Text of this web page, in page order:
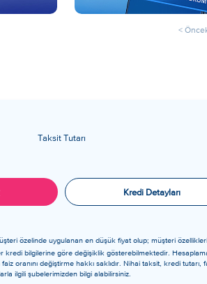
<
Taksit Tutarı
Kredi Detayları
özelinde uygulanan en düşük fiyat olup; müşteri
kredi bilgilerine göre değişiklik gösterebilmektedir.
oranını değiştirme hakkı saklıdır. Nihai taksit, kredi tutarı,
ilgili şubelerimizden bilgi alabilirsiniz​.